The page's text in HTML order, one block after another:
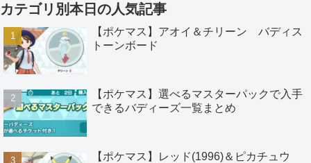
カテゴリ別本日の人気記事
【ポケマス】アオイ＆チリーン バディス
トーンボード
【ポケマス】選べるマスターパックで入手
できるバディーズ一覧まとめ
【ポケマス】レッド(1996)＆ピカチュウ